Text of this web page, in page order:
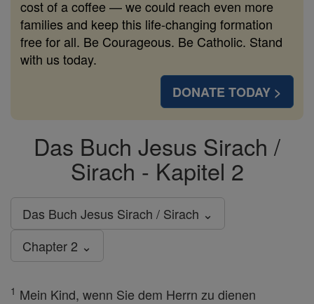
cost of a coffee — we could reach even more
families and keep this life-changing formation
free for all. Be Courageous. Be Catholic. Stand
with us today.
DONATE TODAY >
Das Buch Jesus Sirach /
Sirach - Kapitel 2
Das Buch Jesus Sirach / Sirach ⌄
Chapter 2 ⌄
1 Mein Kind, wenn Sie dem Herrn zu dienen